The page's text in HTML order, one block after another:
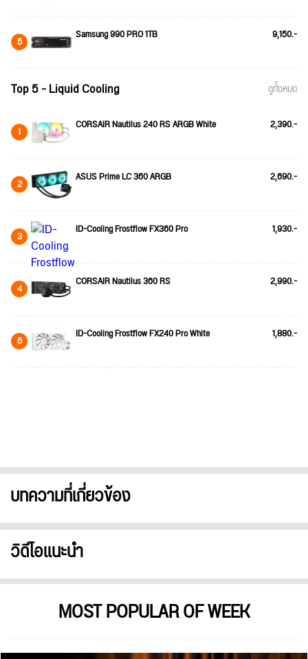
5 Samsung 990 PRO 1TB 9,150.-
Top 5 - Liquid Cooling ดูทั้งหมด
1 CORSAIR Nautilus 240 RS ARGB White 2,390.-
2 ASUS Prime LC 360 ARGB 2,690.-
3 ID-Cooling Frostflow FX360 Pro 1,930.-
4 CORSAIR Nautilus 360 RS 2,990.-
5 ID-Cooling Frostflow FX240 Pro White 1,880.-
บทความที่เกี่ยวข้อง
วิดีโอแนะนำ
MOST POPULAR OF WEEK